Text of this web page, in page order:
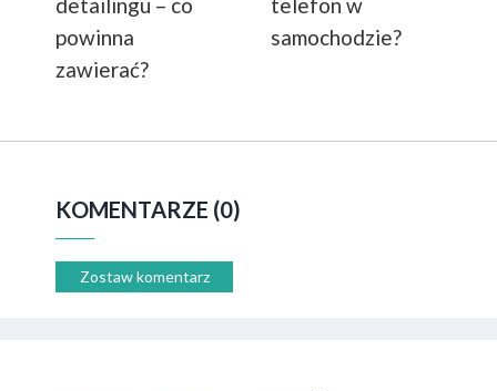
detailingu – co
powinna
zawierać?
telefon w
samochodzie?
KOMENTARZE (0)
Zostaw komentarz